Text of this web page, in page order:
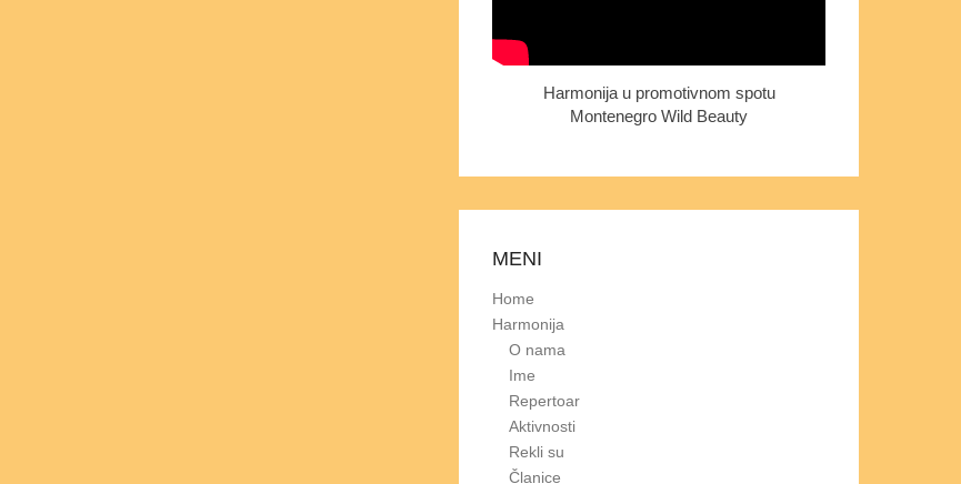
Harmonija u promotivnom spotu
Montenegro Wild Beauty
MENI
Home
Harmonija
O nama
Ime
Repertoar
Aktivnosti
Rekli su
Članice